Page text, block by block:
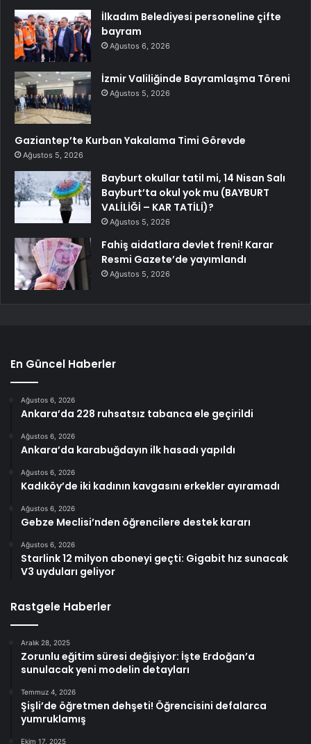
İlkadım Belediyesi personeline çifte
bayram
Ağustos 6, 2026
İzmir Valiliğinde Bayramlaşma Töreni
Ağustos 5, 2026
Gaziantep’te Kurban Yakalama Timi Görevde
Ağustos 5, 2026
Bayburt okullar tatil mi, 14 Nisan Salı
Bayburt’ta okul yok mu (BAYBURT
VALİLİĞİ – KAR TATİLİ)?
Ağustos 5, 2026
Fahiş aidatlara devlet freni! Karar
Resmi Gazete’de yayımlandı
Ağustos 5, 2026
En Güncel Haberler
Ağustos 6, 2026
Ankara’da 228 ruhsatsız tabanca ele geçirildi
Ağustos 6, 2026
Ankara’da karabuğdayın ilk hasadı yapıldı
Ağustos 6, 2026
Kadıköy’de iki kadının kavgasını erkekler ayıramadı
Ağustos 6, 2026
Gebze Meclisi’nden öğrencilere destek kararı
Ağustos 6, 2026
Starlink 12 milyon aboneyi geçti: Gigabit hız sunacak
V3 uyduları geliyor
Rastgele Haberler
Aralık 28, 2025
Zorunlu eğitim süresi değişiyor: İşte Erdoğan’a
sunulacak yeni modelin detayları
Temmuz 4, 2026
Şişli’de öğretmen dehşeti! Öğrencisini defalarca
yumruklamış
Ekim 17, 2025